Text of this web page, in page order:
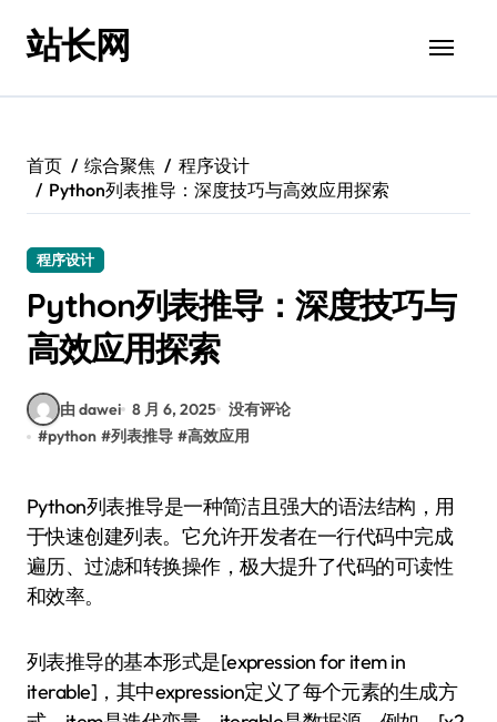
站长网
首页 综合聚焦
程序设计
Python列表推导：深度技巧与高效应用探索
程序设计
Python列表推导：深度技巧与
高效应用探索
由 dawei 8 月 6, 2025 没有评论
#python #列表推导 #高效应用
Python列表推导是一种简洁且强大的语法结构，用
于快速创建列表。它允许开发者在一行代码中完成
遍历、过滤和转换操作，极大提升了代码的可读性
和效率。
列表推导的基本形式是[expression for item in
iterable]，其中expression定义了每个元素的生成方